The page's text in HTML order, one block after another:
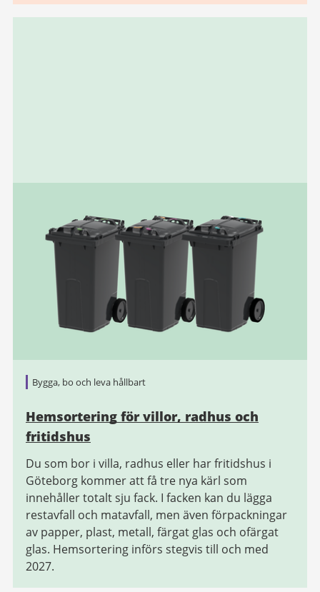
Bygga, bo och leva hållbart
Hemsortering för villor, radhus och
fritidshus
Du som bor i villa, radhus eller har fritidshus i
Göteborg kommer att få tre nya kärl som
innehåller totalt sju fack. I facken kan du lägga
restavfall och matavfall, men även förpackningar
av papper, plast, metall, färgat glas och ofärgat
glas. Hemsortering införs stegvis till och med
2027.